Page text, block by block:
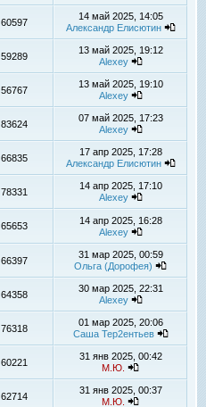
60597
14 май 2025, 14:05
Александр Елисютин
59289
13 май 2025, 19:12
Alexey
56767
13 май 2025, 19:10
Alexey
83624
07 май 2025, 17:23
Alexey
66835
17 апр 2025, 17:28
Александр Елисютин
78331
14 апр 2025, 17:10
Alexey
65653
14 апр 2025, 16:28
Alexey
66397
31 мар 2025, 00:59
Ольга (Дорофея)
64358
30 мар 2025, 22:31
Alexey
76318
01 мар 2025, 20:06
Саша Тер2ентьев
60221
31 янв 2025, 00:42
М.Ю.
62714
31 янв 2025, 00:37
М.Ю.